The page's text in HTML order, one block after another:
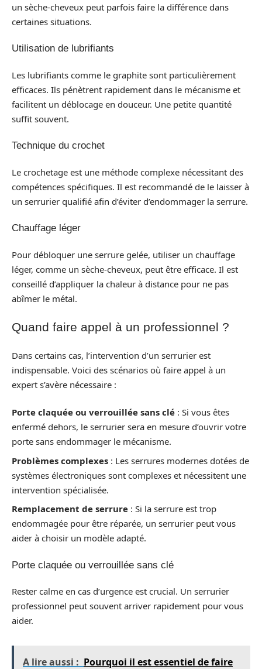
un sèche-cheveux peut parfois faire la différence dans
certaines situations.
Utilisation de lubrifiants
Les lubrifiants comme le graphite sont particulièrement
efficaces. Ils pénètrent rapidement dans le mécanisme et
facilitent un déblocage en douceur. Une petite quantité
suffit souvent.
Technique du crochet
Le crochetage est une méthode complexe nécessitant des
compétences spécifiques. Il est recommandé de le laisser à
un serrurier qualifié afin d’éviter d’endommager la serrure.
Chauffage léger
Pour débloquer une serrure gelée, utiliser un chauffage
léger, comme un sèche-cheveux, peut être efficace. Il est
conseillé d’appliquer la chaleur à distance pour ne pas
abîmer le métal.
Quand faire appel à un professionnel ?
Dans certains cas, l’intervention d’un serrurier est
indispensable. Voici des scénarios où faire appel à un
expert s’avère nécessaire :
Porte claquée ou verrouillée sans clé : Si vous êtes
enfermé dehors, le serrurier sera en mesure d’ouvrir votre
porte sans endommager le mécanisme.
Problèmes complexes : Les serrures modernes dotées de
systèmes électroniques sont complexes et nécessitent une
intervention spécialisée.
Remplacement de serrure : Si la serrure est trop
endommagée pour être réparée, un serrurier peut vous
aider à choisir un modèle adapté.
Porte claquée ou verrouillée sans clé
Rester calme en cas d’urgence est crucial. Un serrurier
professionnel peut souvent arriver rapidement pour vous
aider.
A lire aussi : Pourquoi il est essentiel de faire